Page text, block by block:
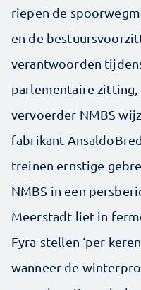
riepen de
en de
verantwoorden
parlementaire zitting,
vervoerder NMBS
fabrikant
treinen ernstige
NMBS in een
Meerstadt liet in
Fyra-stellen ‘per
wanneer de